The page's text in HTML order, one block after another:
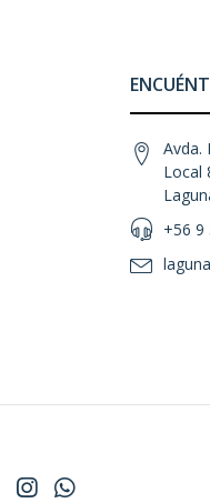
Avda.
Local
+56 9